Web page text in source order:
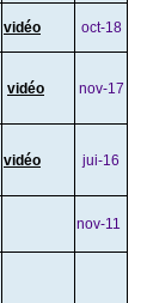
vidéo oct-18
vidéo nov-17
vidéo jui-16
nov-11